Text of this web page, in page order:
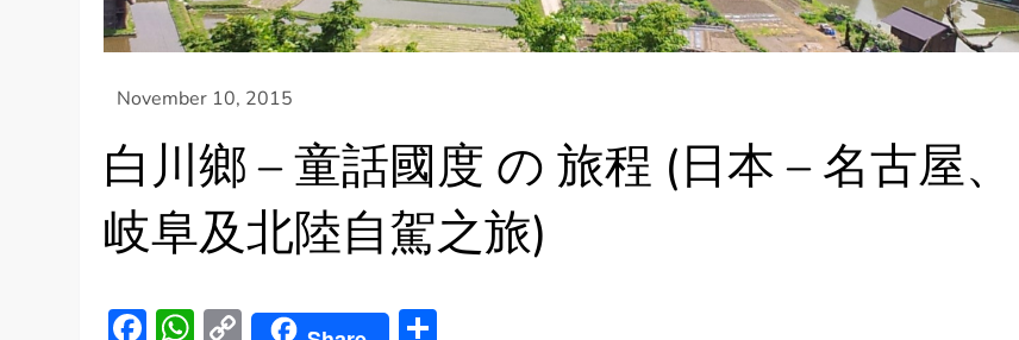
白川鄉 – 童話國度 の 旅程 (日本 – 名古屋、
岐阜及北陸自駕之旅)
Facebook
WhatsApp
Copy